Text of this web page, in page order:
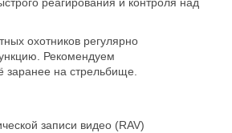
реагирования и контроля над
охотников регулярно
Рекомендуем
заранее на стрельбище.
записи видео (RAV)